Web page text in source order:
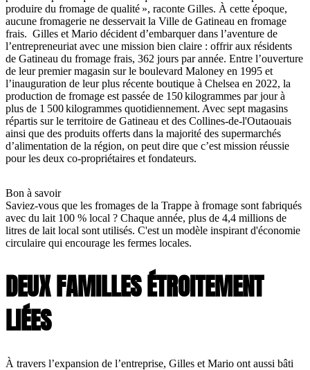
produire du fromage de qualité », raconte Gilles. À cette époque,
aucune fromagerie ne desservait la Ville de Gatineau en fromage
frais. Gilles et Mario décident d’embarquer dans l’aventure de
l’entrepreneuriat avec une mission bien claire : offrir aux résidents
de Gatineau du fromage frais, 362 jours par année. Entre l’ouverture
de leur premier magasin sur le boulevard Maloney en 1995 et
l’inauguration de leur plus récente boutique à Chelsea en 2022, la
production de fromage est passée de 150 kilogrammes par jour à
plus de 1 500 kilogrammes quotidiennement. Avec sept magasins
répartis sur le territoire de Gatineau et des Collines-de-l'Outaouais
ainsi que des produits offerts dans la majorité des supermarchés
d’alimentation de la région, on peut dire que c’est mission réussie
pour les deux co-propriétaires et fondateurs.
Bon à savoir
Saviez-vous que les fromages de la Trappe à fromage sont fabriqués
avec du lait 100 % local ? Chaque année, plus de 4,4 millions de
litres de lait local sont utilisés. C'est un modèle inspirant d'économie
circulaire qui encourage les fermes locales.
DEUX FAMILLES ÉTROITEMENT
LIÉES
À travers l’expansion de l’entreprise, Gilles et Mario ont aussi bâti